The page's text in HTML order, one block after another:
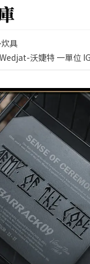
具
沃婕特 一單位